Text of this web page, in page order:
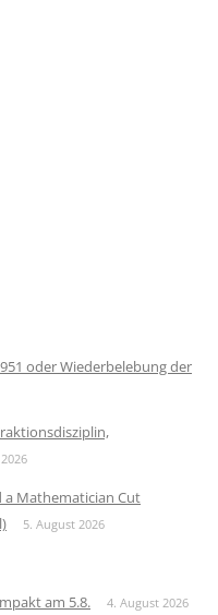
oder Wiederbelebung der
a Mathematician Cut
5. August 2026
am 5.8. 4. August 2026